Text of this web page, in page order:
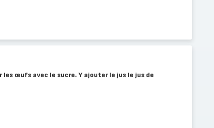
les œufs avec le sucre. Y ajouter le jus le jus de